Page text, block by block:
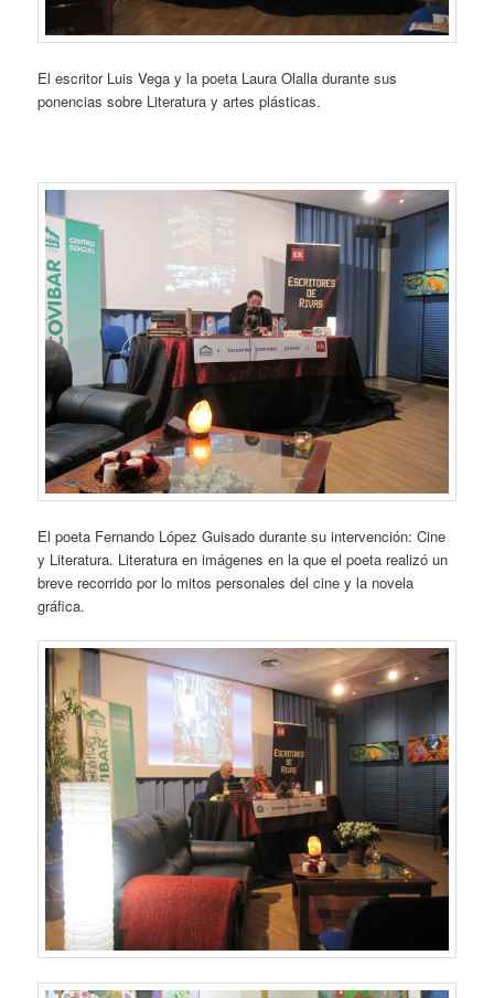
El escritor Luis Vega y la poeta Laura Olalla durante sus
ponencias sobre Literatura y artes plásticas.
El poeta Fernando López Guisado durante su intervención: Cine
y Literatura. Literatura en imágenes en la que el poeta realizó un
breve recorrido por lo mitos personales del cine y la novela
gráfica.